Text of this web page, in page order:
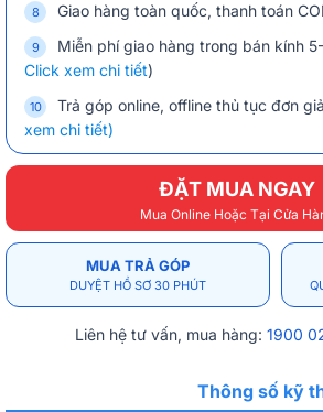
Giao hàng toàn quốc, thanh toán
Miễn phí giao hàng trong bán kính
Click xem chi tiết)
Trả góp online, offline thủ tục đơn
xem chi tiết)
ĐẶT MUA NGAY
Mua Online Hoặc Tại Cửa
MUA TRẢ GÓP
DUYỆT HỒ SƠ 30 PHÚT
Liên hệ tư vấn, mua hàng: 1900
Thông số kỹ